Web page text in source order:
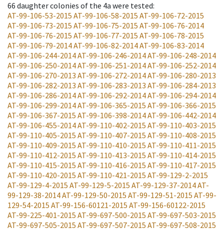
66 daughter colonies of the 4a were tested:
AT-99-106-53-2015 AT-99-106-58-2015 AT-99-106-72-2015
AT-99-106-73-2015 AT-99-106-75-2015 AT-99-106-76-2014
AT-99-106-76-2015 AT-99-106-77-2015 AT-99-106-78-2015
AT-99-106-79-2014AT-99-106-82-2014AT-99-106-83-2014
AT-99-106-244-2014AT-99-106-246-2014AT-99-106-248-2014
AT-99-106-250-2014AT-99-106-251-2014AT-99-106-252-2014
AT-99-106-270-2013 AT-99-106-272-2014AT-99-106-280-2013
AT-99-106-282-2013 AT-99-106-283-2013 AT-99-106-284-2013
AT-99-106-286-2014AT-99-106-292-2014AT-99-106-294-2014
AT-99-106-299-2014AT-99-106-365-2015 AT-99-106-366-2015
AT-99-106-367-2015 AT-99-106-398-2014AT-99-106-442-2014
AT-99-106-455-2014AT-99-110-402-2015 AT-99-110-403-2015
AT-99-110-405-2015 AT-99-110-407-2015 AT-99-110-408-2015
AT-99-110-409-2015 AT-99-110-410-2015 AT-99-110-411-2015
AT-99-110-412-2015 AT-99-110-413-2015 AT-99-110-414-2015
AT-99-110-415-2015 AT-99-110-416-2015 AT-99-110-417-2015
AT-99-110-420-2015 AT-99-110-421-2015 AT-99-129-2-2015
AT-99-129-4-2015 AT-99-129-5-2015 AT-99-129-37-2014AT-
99-129-38-2014AT-99-129-50-2015 AT-99-129-51-2015 AT-99-
129-54-2015 AT-99-156-60121-2015 AT-99-156-60122-2015
AT-99-225-401-2015 AT-99-697-500-2015 AT-99-697-503-2015
AT-99-697-505-2015 AT-99-697-507-2015 AT-99-697-508-2015